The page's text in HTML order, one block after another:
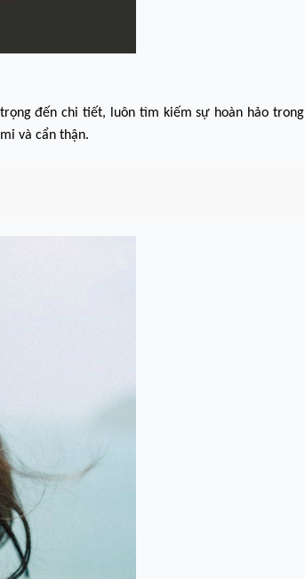
đến chi tiết, luôn tìm kiếm sự hoàn hảo trong
và cẩn thận.